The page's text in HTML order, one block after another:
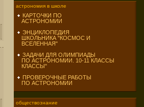
астрономия в школе
КАРТОЧКИ ПО
АСТРОНОМИИ
ЭНЦИКЛОПЕДИЯ
ШКОЛЬНИКА "КОСМОС И
ВСЕЛЕННАЯ"
ЗАДАЧИ ДЛЯ ОЛИМПИАДЫ
ПО АСТРОНОМИИ. 10-11 КЛАССЫ
КЛАССЫ"
ПРОВЕРОЧНЫЕ РАБОТЫ
ПО АСТРОНОМИИ
обществознание